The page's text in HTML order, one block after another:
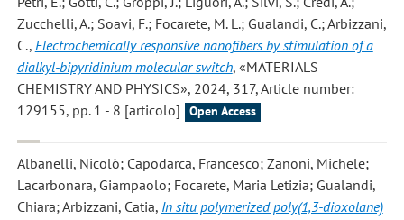
Zucchelli, A.; Soavi, F.; Focarete, M. L.; Gualandi, C.; Arbizzani,
C., Electrochemically responsive nanofibers by stimulation of a
dialkyl-bipyridinium molecular switch, «MATERIALS
CHEMISTRY AND PHYSICS», 2024, 317, Article number:
129155, pp. 1 - 8 [articolo]
Open Access
Albanelli, Nicolò; Capodarca, Francesco; Zanoni, Michele;
Lacarbonara, Giampaolo; Focarete, Maria Letizia; Gualandi,
Chiara; Arbizzani, Catia, In situ polymerized poly(1,3-dioxolane)